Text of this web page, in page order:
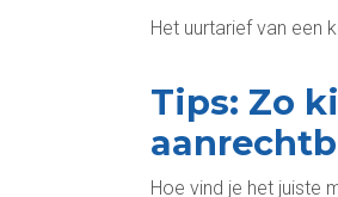
Het uurtarief van een
Tips: Zo
Hoe vind je het juiste